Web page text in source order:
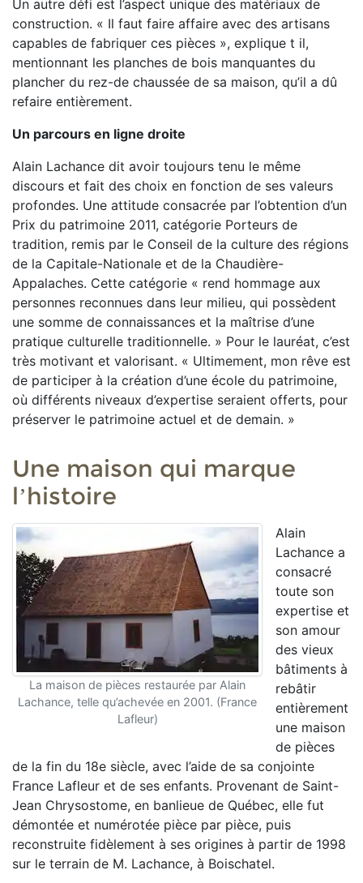
Un autre défi est l’aspect unique des matériaux de
construction. « Il faut faire affaire avec des artisans
capables de fabriquer ces pièces », explique t il,
mentionnant les planches de bois manquantes du
plancher du rez-de chaussée de sa maison, qu’il a dû
refaire entièrement.
Un parcours en ligne droite
Alain Lachance dit avoir toujours tenu le même
discours et fait des choix en fonction de ses valeurs
profondes. Une attitude consacrée par l’obtention d’un
Prix du patrimoine 2011, catégorie Porteurs de
tradition, remis par le Conseil de la culture des régions
de la Capitale-Nationale et de la Chaudière-
Appalaches. Cette catégorie « rend hommage aux
personnes reconnues dans leur milieu, qui possèdent
une somme de connaissances et la maîtrise d’une
pratique culturelle traditionnelle. » Pour le lauréat, c’est
très motivant et valorisant. « Ultimement, mon rêve est
de participer à la création d’une école du patrimoine,
où différents niveaux d’expertise seraient offerts, pour
préserver le patrimoine actuel et de demain. »
Une maison qui marque
l’histoire
La maison de pièces restaurée par Alain
Lachance, telle qu’achevée en 2001. (France
Lafleur)
Alain
Lachance a
consacré
toute son
expertise et
son amour
des vieux
bâtiments à
rebâtir
entièrement
une maison
de pièces
de la fin du 18e siècle, avec l’aide de sa conjointe
France Lafleur et de ses enfants. Provenant de Saint-
Jean Chrysostome, en banlieue de Québec, elle fut
démontée et numérotée pièce par pièce, puis
reconstruite fidèlement à ses origines à partir de 1998
sur le terrain de M. Lachance, à Boischatel.